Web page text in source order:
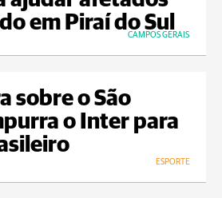
em Piraí do Sul
CAMPOS GERAIS
sobre o São
o Inter para
ESPORTE